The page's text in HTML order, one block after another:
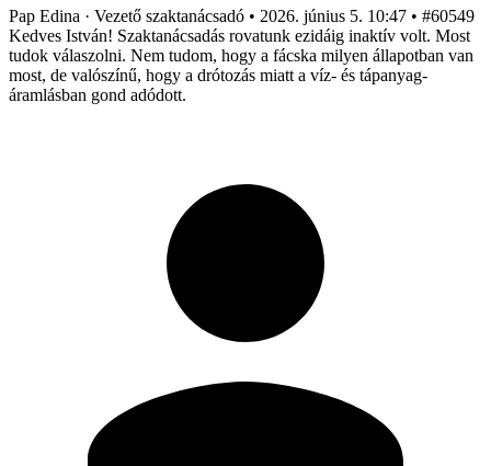
Pap Edina · Vezető szaktanácsadó • 2026. június 5. 10:47 • #60549
Kedves István! Szaktanácsadás rovatunk ezidáig inaktív volt. Most
tudok válaszolni. Nem tudom, hogy a fácska milyen állapotban van
most, de valószínű, hogy a drótozás miatt a víz- és tápanyag-
áramlásban gond adódott.